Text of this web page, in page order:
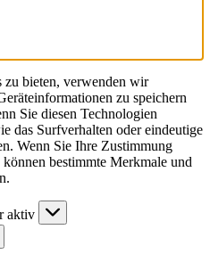
zu bieten, verwenden wir
zu speichern
Sie diesen Technologien
das Surfverhalten oder eindeutige
Wenn Sie Ihre Zustimmung
bestimmte Merkmale und
aktiv